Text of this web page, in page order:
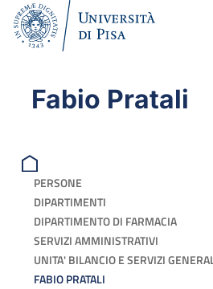
Fabio Pratali
PERSONE
DIPARTIMENTI
DIPARTIMENTO DI FARMACIA
SERVIZI AMMINISTRATIVI
UNITA' BILANCIO E SERVIZI
FABIO PRATALI